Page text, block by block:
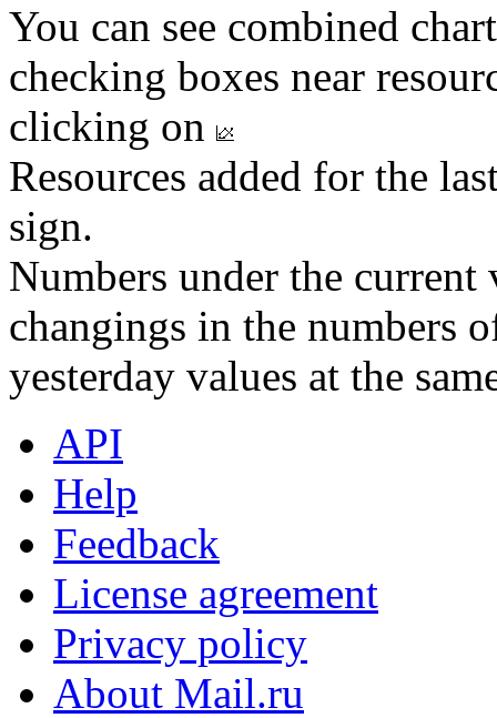
You can see combined
checking boxes near
clicking on
Resources added for the
sign.
Numbers under the
changings in the numbers
yesterday values at the
API
Help
Feedback
License agreement
Privacy policy
About Mail.ru